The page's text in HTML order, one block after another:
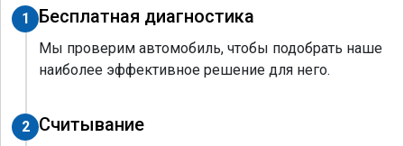
1 Бесплатная диагностика
Мы проверим автомобиль, чтобы подобрать наше
наиболее эффективное решение для него.
2 Считывание